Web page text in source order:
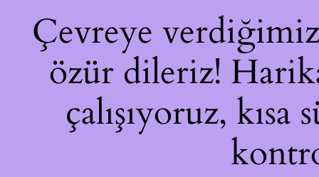
Çevreye verdiğimiz
özür dileriz!
çalışıyoruz,